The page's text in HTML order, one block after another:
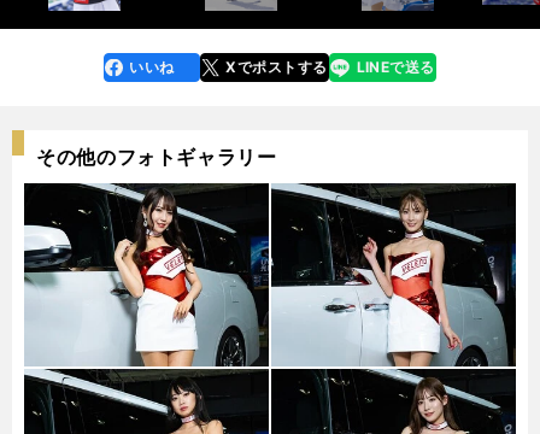
faceboo
k
いいね Xでポストする
line LINEで送る
その他のフォトギャラリー